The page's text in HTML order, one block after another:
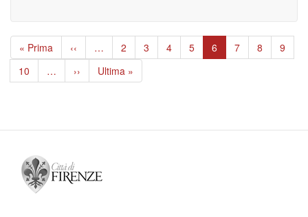
Paginazione
Prima
pagina
« Prima
Pagina
precedente
‹‹ … Page
2 Page
3 Page
4 Page
5
Pagina
attuale
6 Page
7 Page
8 Page
9
Page
10 …
Pagina
successiva
››
Ultima
pagina
Ultima »